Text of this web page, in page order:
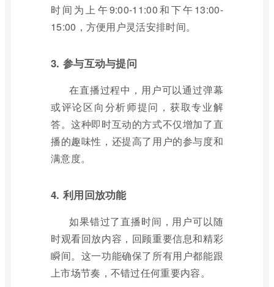
时间为上午9:00-11:00和下午13:00-
15:00，方便用户灵活安排时间。
3. 参与互动与提问
在直播过程中，用户可以通过弹幕
或评论区向分析师提问，获取专业解
答。这种即时互动的方式不仅增加了直
播的趣味性，还提高了用户的参与度和
满意度。
4. 利用回放功能
如果错过了直播时间，用户可以随
时观看回放内容，回顾重要信息和精彩
瞬间。这一功能确保了所有用户都能跟
上市场节奏，不错过任何重要内容。